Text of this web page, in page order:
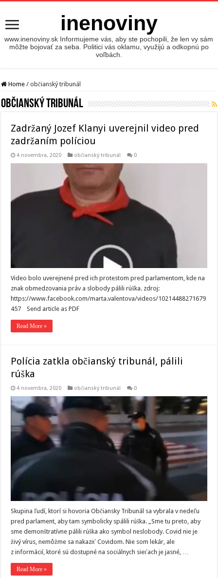
inenoviny
www.inenoviny.sk Informujeme vás, aby ste pochopili, že len vy sám
môžte bojovať za seba. Politici vás oklamu, využijú a odkopnú po
voľbách.
Home / občianský tribunál
občianský tribunál
Zadržaný Jozef Klanyi uverejnil video pred
zadržaním políciou
4 novembra, 2020 občianský tribunál 0
Video bolo uverejnené pred ich protestom pred parlamentom, kde na
znak obmedzovania práv a slobody pálili rúška. zdroj:
https://www.facebook.com/marta.valentova/videos/10214488271679
457 Send article as PDF
Read More »
Polícia zatkla občianský tribunál, pálili
rúška
4 novembra, 2020 občianský tribunál 0
Skupina ľudí, ktorí si hovoria Občiansky Tribunál sa vybrala v nedeľu
pred parlament, aby tam symbolicky spálili rúška. „Sme tu preto, aby
sme demonštratívne pálili rúška ako symbol neslobody. Covid nie je
živý vírus, nemôžme sa nakaziť Covidom. Nie som lekár, ale
z informácií, ktoré sú dostupné na sociálnych sieťach je jasné, …
Read More »